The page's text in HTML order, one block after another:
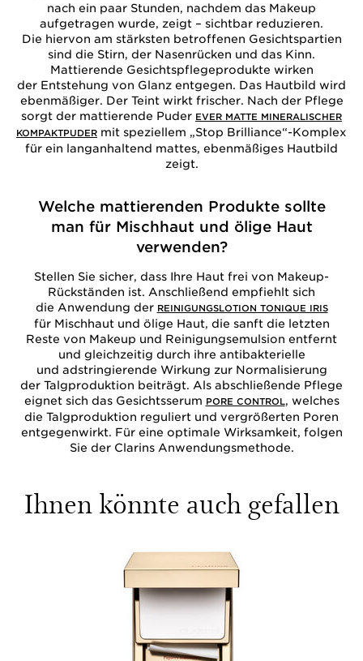
nach ein paar Stunden, nachdem das Makeup
aufgetragen wurde, zeigt – sichtbar reduzieren.
Die hiervon am stärksten betroffenen Gesichtspartien
sind die Stirn, der Nasenrücken und das Kinn.
Mattierende Gesichtspflegeprodukte wirken
der Entstehung von Glanz entgegen. Das Hautbild wird
ebenmäßiger. Der Teint wirkt frischer. Nach der Pflege
sorgt der mattierende Puder EVER MATTE MINERALISCHER
KOMPAKTPUDER mit speziellem „Stop Brilliance“-Komplex
für ein langanhaltend mattes, ebenmäßiges Hautbild
zeigt.
Welche mattierenden Produkte sollte
man für Mischhaut und ölige Haut
verwenden?
Stellen Sie sicher, dass Ihre Haut frei von Makeup-
Rückständen ist. Anschließend empfiehlt sich
die Anwendung der REINIGUNGSLOTION TONIQUE IRIS
für Mischhaut und ölige Haut, die sanft die letzten
Reste von Makeup und Reinigungsemulsion entfernt
und gleichzeitig durch ihre antibakterielle
und adstringierende Wirkung zur Normalisierung
der Talgproduktion beiträgt. Als abschließende Pflege
eignet sich das Gesichtsserum PORE CONTROL, welches
die Talgproduktion reguliert und vergrößerten Poren
entgegenwirkt. Für eine optimale Wirksamkeit, folgen
Sie der Clarins Anwendungsmethode.
Ihnen könnte auch gefallen